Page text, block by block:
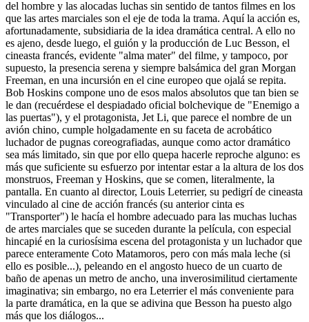
del hombre y las alocadas luchas sin sentido de tantos filmes en los
que las artes marciales son el eje de toda la trama. Aquí la acción es,
afortunadamente, subsidiaria de la idea dramática central. A ello no
es ajeno, desde luego, el guión y la producción de Luc Besson, el
cineasta francés, evidente "alma mater" del filme, y tampoco, por
supuesto, la presencia serena y siempre balsámica del gran Morgan
Freeman, en una incursión en el cine europeo que ojalá se repita.
Bob Hoskins compone uno de esos malos absolutos que tan bien se
le dan (recuérdese el despiadado oficial bolchevique de "Enemigo a
las puertas"), y el protagonista, Jet Li, que parece el nombre de un
avión chino, cumple holgadamente en su faceta de acrobático
luchador de pugnas coreografiadas, aunque como actor dramático
sea más limitado, sin que por ello quepa hacerle reproche alguno: es
más que suficiente su esfuerzo por intentar estar a la altura de los dos
monstruos, Freeman y Hoskins, que se comen, literalmente, la
pantalla. En cuanto al director, Louis Leterrier, su pedigrí de cineasta
vinculado al cine de acción francés (su anterior cinta es
"Transporter") le hacía el hombre adecuado para las muchas luchas
de artes marciales que se suceden durante la película, con especial
hincapié en la curiosísima escena del protagonista y un luchador que
parece enteramente Coto Matamoros, pero con más mala leche (si
ello es posible...), peleando en el angosto hueco de un cuarto de
baño de apenas un metro de ancho, una inverosimilitud ciertamente
imaginativa; sin embargo, no era Leterrier el más conveniente para
la parte dramática, en la que se adivina que Besson ha puesto algo
más que los diálogos...